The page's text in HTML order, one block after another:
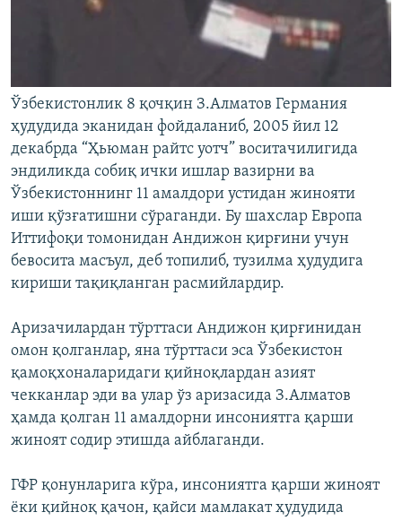
Ўзбекистонлик 8 қочқин З.Алматов Германия
ҳудудида эканидан фойдаланиб, 2005 йил 12
декабрда “Ҳьюман райтс уотч” воситачилигида
эндиликда собиқ ички ишлар вазирни ва
Ўзбекистоннинг 11 амалдори устидан жинояти
иши қўзғатишни сўраганди. Бу шахслар Европа
Иттифоқи томонидан Андижон қирғини учун
бевосита масъул, деб топилиб, тузилма ҳудудига
кириши тақиқланган расмийлардир.
Аризачилардан тўрттаси Андижон қирғинидан
омон қолганлар, яна тўрттаси эса Ўзбекистон
қамоқхоналаридаги қийноқлардан азият
чекканлар эди ва улар ўз аризасида З.Алматов
ҳамда қолган 11 амалдорни инсониятга қарши
жиноят содир этишда айблаганди.
ГФР қонунларига кўра, инсониятга қарши жиноят
ëки қийноқ қачон, қайси мамлакат ҳудудида